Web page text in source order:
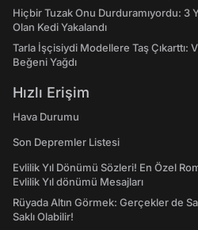
Hiçbir Tuzak Onu Durduramıyordu: 3
Olan Kedi Yakalandı
Tarla İşçisiydi Modellere Taş Çıkarttı:
Beğeni Yağdı
Hızlı Erişim
Hava Durumu
Son Depremler Listesi
Evlilik Yıl Dönümü Sözleri! En Özel
Evlilik Yıl dönümü Mesajları
Rüyada Altın Görmek: Gerçekler de
Saklı Olabilir!